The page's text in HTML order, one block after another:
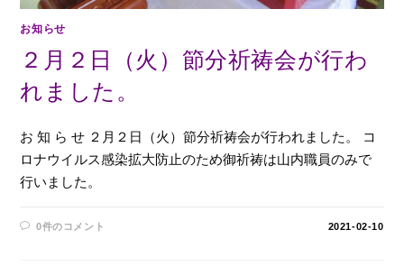
お知らせ
２月２日（火）節分祈祷会が行わ
れました。
お 知 ら せ ２月２日（火）節分祈祷会が行われました。 コ
ロナウイルス感染拡大防止のため御祈祷は山内職員のみで
行いました。
0件のコメント 2021-02-10